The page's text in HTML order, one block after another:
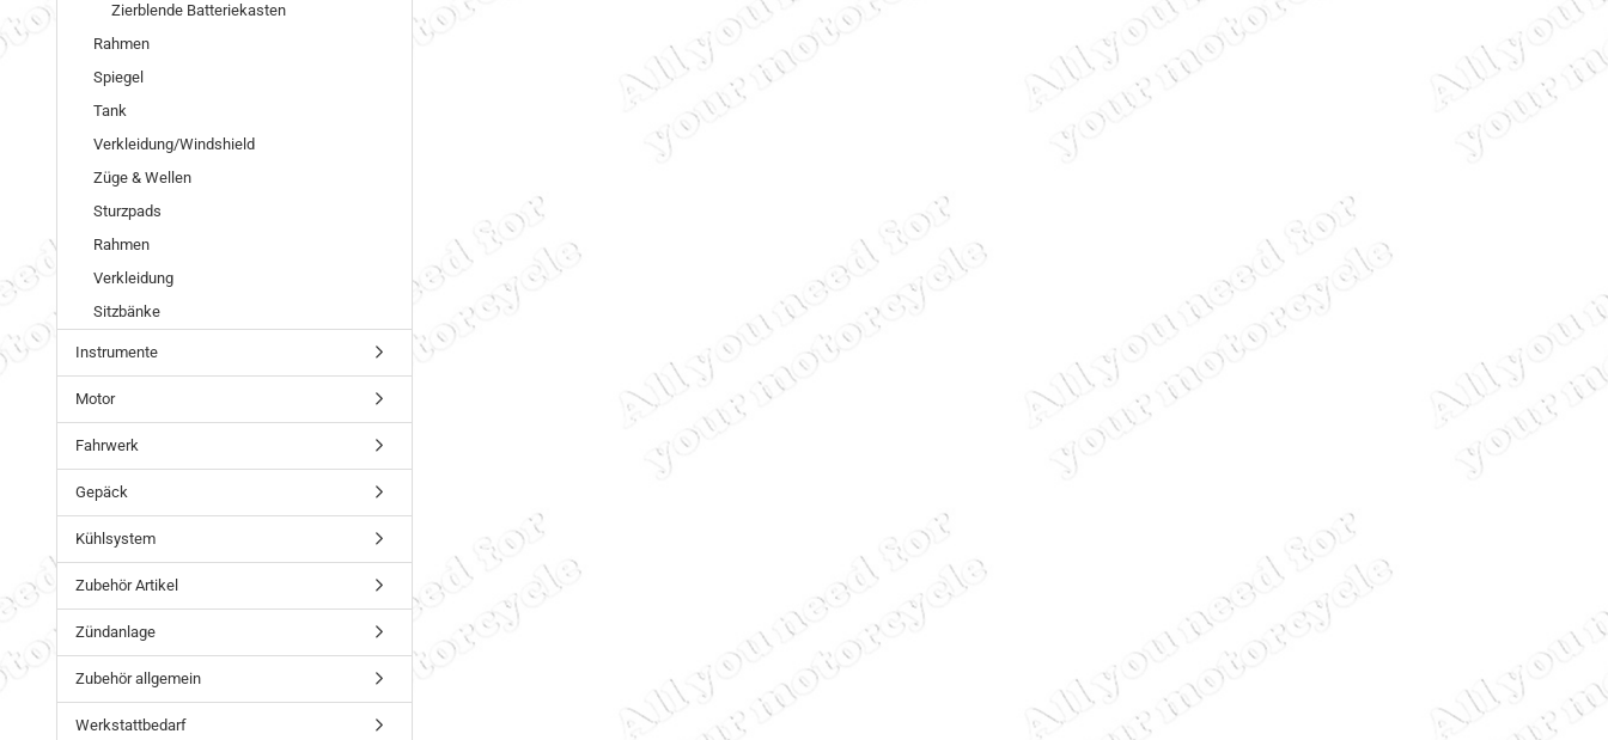
Zierblende Batteriekasten
Rahmen
Spiegel
Tank
Verkleidung/Windshield
Züge & Wellen
Sturzpads
Rahmen
Verkleidung
Sitzbänke
Instrumente
Motor
Fahrwerk
Gepäck
Kühlsystem
Zubehör Artikel
Zündanlage
Zubehör allgemein
Werkstattbedarf